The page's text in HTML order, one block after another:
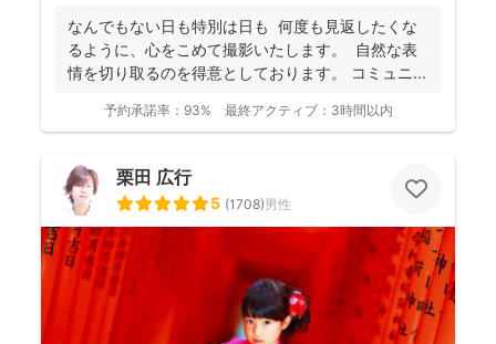
なんでもない日も特別は日も 何度も見返したくな
るように、心をこめて撮影いたします。 自然な表
情を切り取るのを得意としております。 コミュニ...
予約承諾率： 93% 最終アクティブ： 3時間以内
栗田 広行
5 (1708)男性